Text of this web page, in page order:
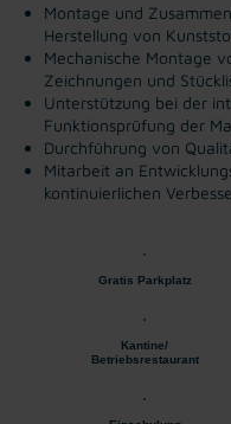
Montage und
Herstellung von
Mechanische Montage
Zeichnungen und
Unterstützung bei der
Funktionsprüfung der
Durchführung von
Mitarbeit an
kontinuierlichen
Gratis Parkplatz
Kantine/
Betriebsrestaurant